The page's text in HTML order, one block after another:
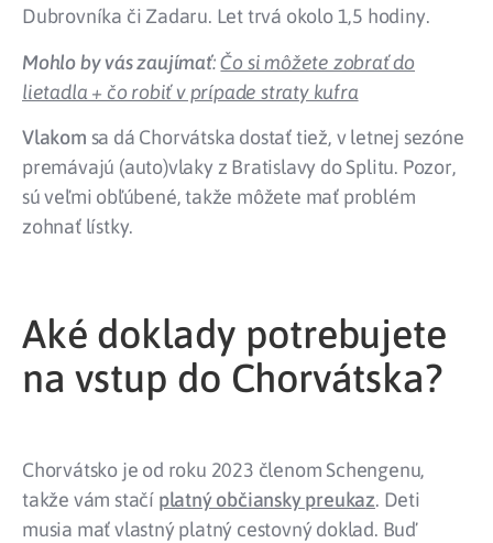
Dubrovníka či Zadaru. Let trvá okolo 1,5 hodiny.
Mohlo by vás zaujímať:Čo si môžete zobrať do
lietadla + čo robiť v prípade straty kufra
Vlakom sa dá Chorvátska dostať tiež, v letnej sezóne
premávajú (auto)vlaky z Bratislavy do Splitu. Pozor,
sú veľmi obľúbené, takže môžete mať problém
zohnať lístky.
Aké doklady potrebujete
na vstup do Chorvátska?
Chorvátsko je od roku 2023 členom Schengenu,
takže vám stačí platný občiansky preukaz. Deti
musia mať vlastný platný cestovný doklad. Buď